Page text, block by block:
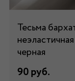
Тесьма
неэластичная
черная
90 руб.